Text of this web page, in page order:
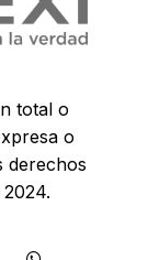
total o
o
derechos